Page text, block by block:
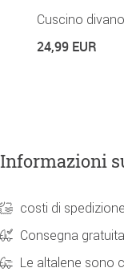
Cuscino
24,99 EUR
Informazioni
costi di
Consegna
Le altalene sono